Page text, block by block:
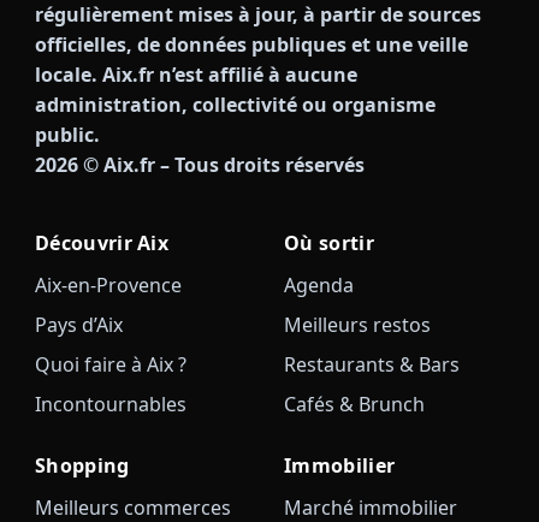
régulièrement mises à jour, à partir de sources
officielles, de données publiques et une veille
locale. Aix.fr n’est affilié à aucune
administration, collectivité ou organisme
public.
2026© Aix.fr – Tous droits réservés
Découvrir Aix
Aix-en-Provence
Pays d’Aix
Quoi faire à Aix ?
Incontournables
Où sortir
Agenda
Meilleurs restos
Restaurants & Bars
Cafés & Brunch
Shopping
Meilleurs commerces
Immobilier
Marché immobilier